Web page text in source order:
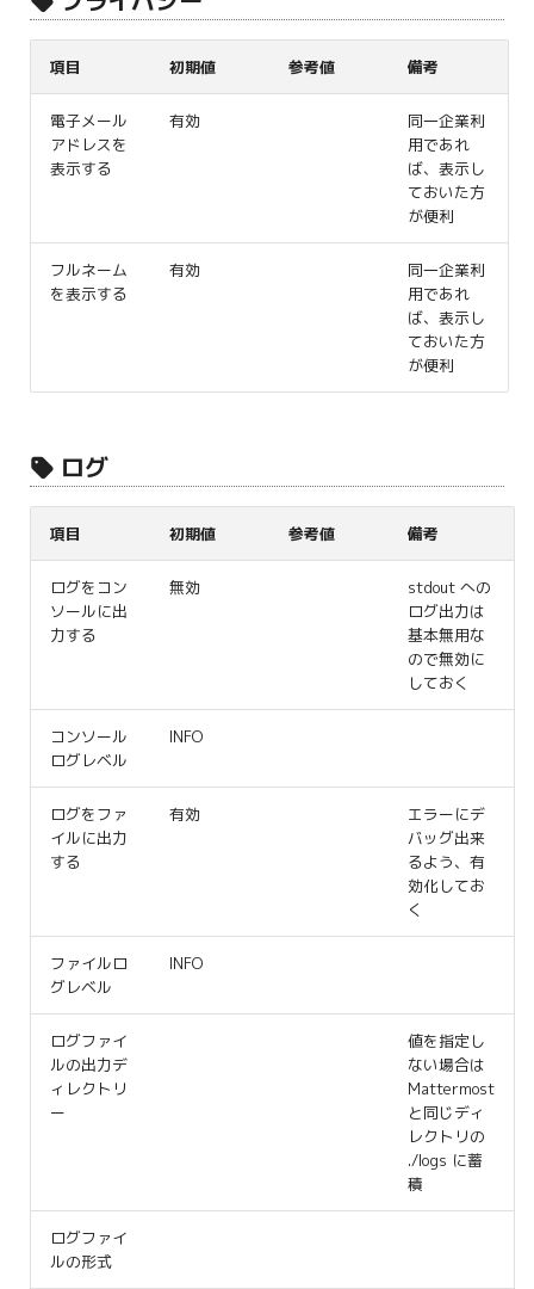
項目 初期値 参考値 備考
電子メール
アドレスを
表示する
有効
同一企業利
用であれ
ば、表示し
ておいた方
が便利
フルネーム
を表示する
有効
同一企業利
用であれ
ば、表示し
ておいた方
が便利
ログ
項目 初期値 参考値 備考
ログをコン
ソールに出
力する
無効
stdout への
ログ出力は
基本無用な
ので無効に
しておく
コンソール
ログレベル
INFO
ログをファ
イルに出力
する
有効
エラーにデ
バッグ出来
るよう、有
効化してお
く
ファイルロ
グレベル
INFO
ログファイ
ルの出力デ
ィレクトリ
ー
値を指定し
ない場合は
Mattermost
と同じディ
レクトリの
./logs に蓄
積
ログファイ
ルの形式